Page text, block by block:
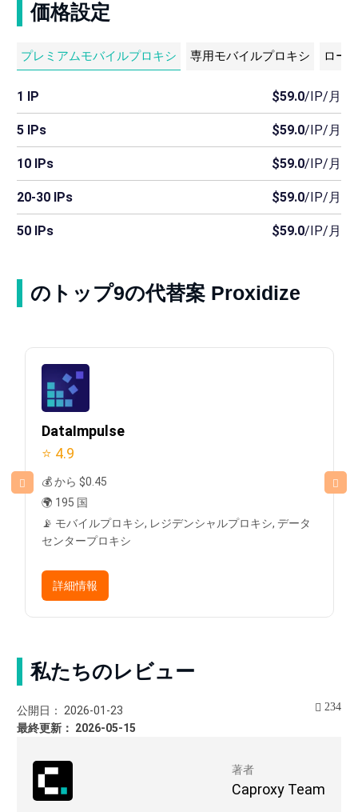
価格設定
プレミアムモバイルプロキシ 専用モバイルプロキシ ロー
1 IP $59.0/IP/月
5 IPs $59.0/IP/月
10 IPs $59.0/IP/月
20-30 IPs $59.0/IP/月
50 IPs $59.0/IP/月
のトップ9の代替案 Proxidize
DataImpulse
⭐ 4.9
💰 から $0.45
🌍 195 国
📡 モバイルプロキシ, レジデンシャルプロキシ, データ
センタープロキシ
詳細情報
私たちのレビュー
著者
Caproxy Team
公開日： 2026-01-23
最終更新： 2026-05-15
234